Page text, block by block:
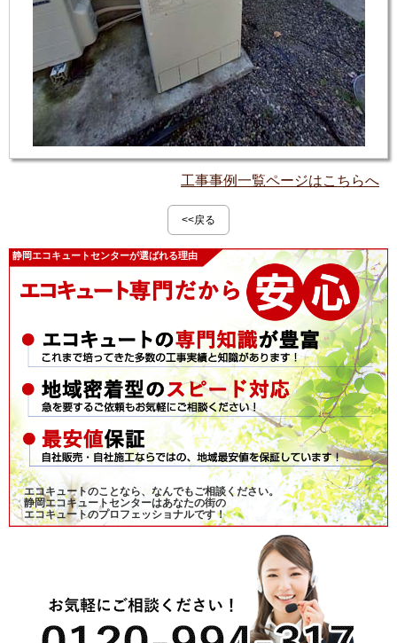
工事事例一覧ページはこちらへ
<<戻る
静岡エコキュートセンターが選ばれる理由
エコキュートのことなら、なんでもご相談ください。
静岡エコキュートセンターはあなたの街の
エコキュートのプロフェッショナルです！